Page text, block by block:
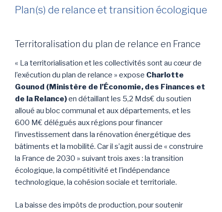
Plan(s) de relance et transition écologique
Territoralisation du plan de relance en France
« La territorialisation et les collectivités sont au cœur de
l’exécution du plan de relance » expose Charlotte
Gounod (Ministère de l’Économie, des Finances et
de la Relance)en détaillant les 5,2 Mds€ du soutien
alloué au bloc communal et aux départements, et les
600 M€ délégués aux régions pour financer
l’investissement dans la rénovation énergétique des
bâtiments et la mobilité. Car il s’agit aussi de « construire
la France de 2030 » suivant trois axes : la transition
écologique, la compétitivité et l’indépendance
technologique, la cohésion sociale et territoriale.
La baisse des impôts de production, pour soutenir